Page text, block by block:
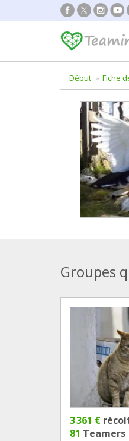
Début Fiche
Groupes
3 361 €
81 Teamers